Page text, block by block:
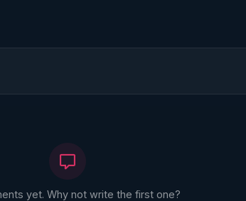
yet. Why not write the first one?